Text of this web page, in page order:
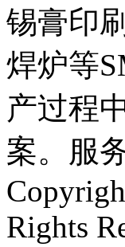
锡膏印
焊炉等
产过程
案。服
Rights